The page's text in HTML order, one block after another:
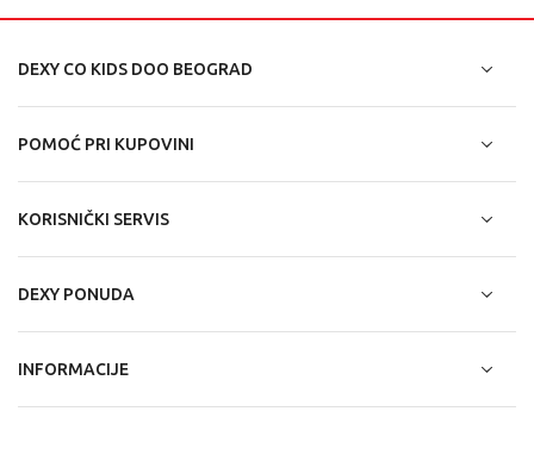
DEXY CO KIDS DOO BEOGRAD
POMOĆ PRI KUPOVINI
KORISNIČKI SERVIS
DEXY PONUDA
INFORMACIJE